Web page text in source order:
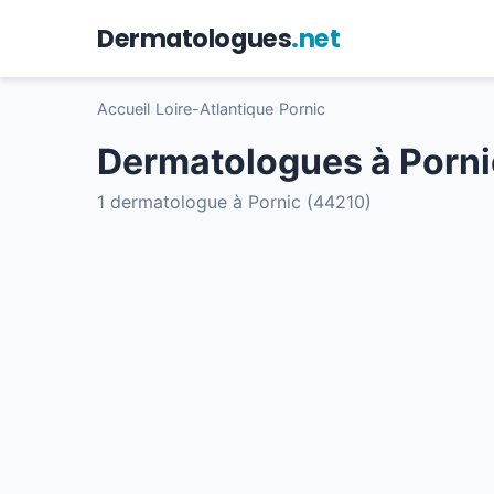
Dermatologues.net
Accueil Loire-Atlantique Pornic
Dermatologues à
1 dermatologue à Pornic (44210)